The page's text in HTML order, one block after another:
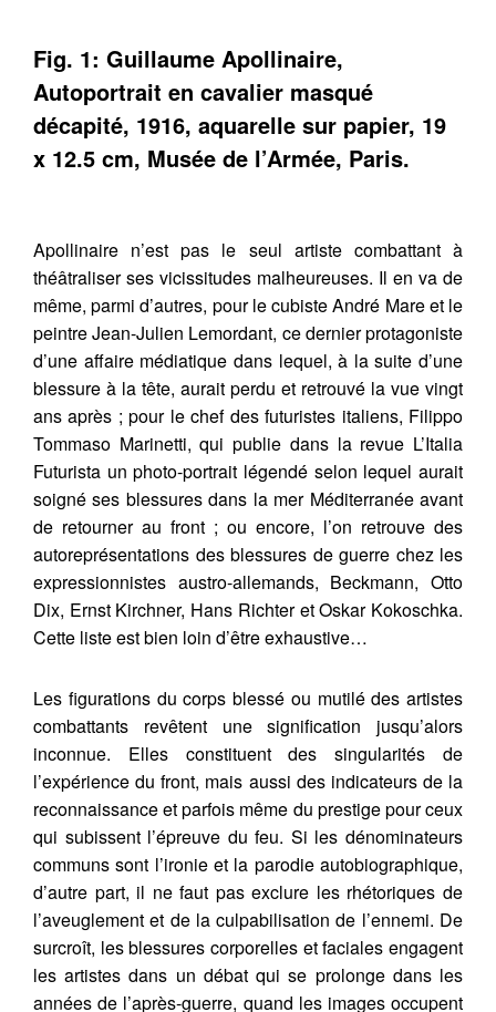
Fig. 1: Guillaume Apollinaire,
Autoportrait en cavalier masqué
décapité, 1916, aquarelle sur papier, 19
x 12.5 cm, Musée de l’Armée, Paris.
Apollinaire n’est pas le seul artiste combattant à
théâtraliser ses vicissitudes malheureuses. Il en va de
même, parmi d’autres, pour le cubiste André Mare et le
peintre Jean-Julien Lemordant, ce dernier protagoniste
d’une affaire médiatique dans lequel, à la suite d’une
blessure à la tête, aurait perdu et retrouvé la vue vingt
ans après ; pour le chef des futuristes italiens, Filippo
Tommaso Marinetti, qui publie dans la revue L’Italia
Futurista un photo-portrait légendé selon lequel aurait
soigné ses blessures dans la mer Méditerranée avant
de retourner au front ; ou encore, l’on retrouve des
autoreprésentations des blessures de guerre chez les
expressionnistes austro-allemands, Beckmann, Otto
Dix, Ernst Kirchner, Hans Richter et Oskar Kokoschka.
Cette liste est bien loin d’être exhaustive…
Les figurations du corps blessé ou mutilé des artistes
combattants revêtent une signification jusqu’alors
inconnue. Elles constituent des singularités de
l’expérience du front, mais aussi des indicateurs de la
reconnaissance et parfois même du prestige pour ceux
qui subissent l’épreuve du feu. Si les dénominateurs
communs sont l’ironie et la parodie autobiographique,
d’autre part, il ne faut pas exclure les rhétoriques de
l’aveuglement et de la culpabilisation de l’ennemi. De
surcroît, les blessures corporelles et faciales engagent
les artistes dans un débat qui se prolonge dans les
années de l’après-guerre, quand les images occupent